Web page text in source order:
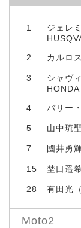
1
ジェレ
2 カルロ
3
シャヴ
HONDA
4 バリー
5 山中琉
7 國井勇
15 埜口遥
28 有田光
Moto2